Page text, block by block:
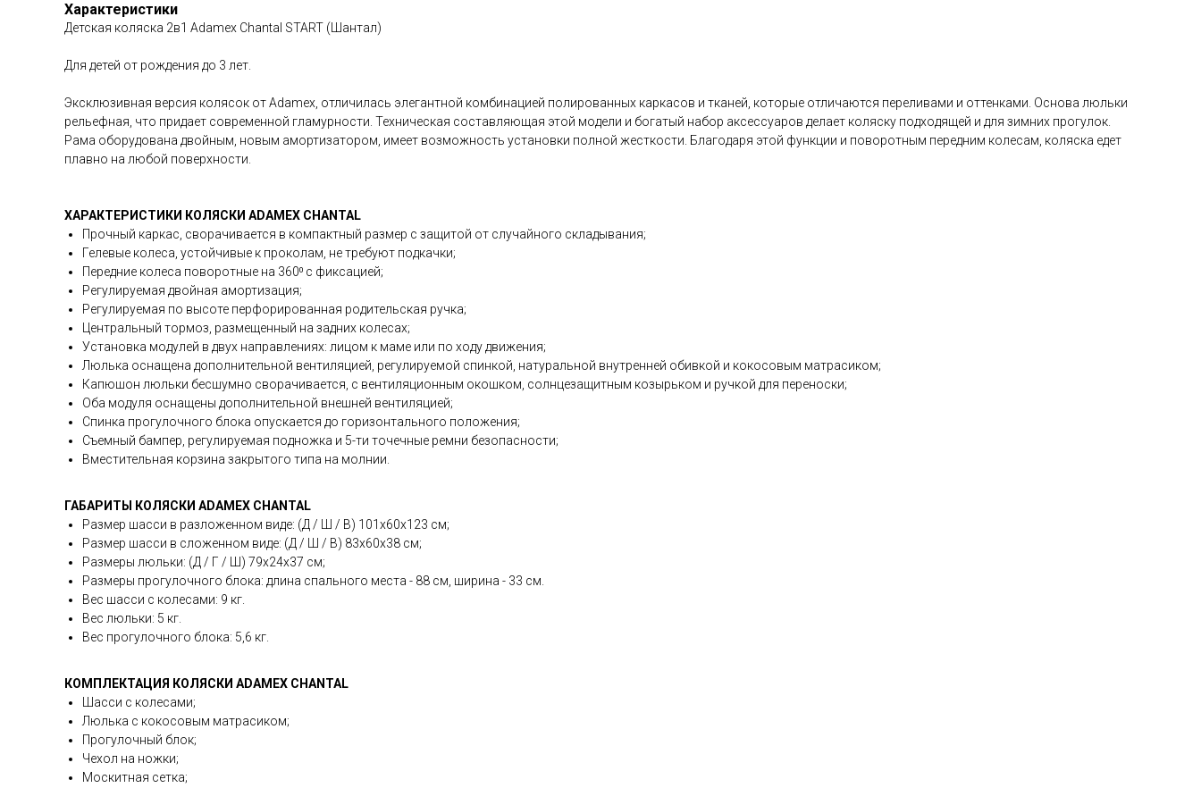
Характеристики
Детская коляска 2в1 Adamex Chantal START (Шантал)
Для детей от рождения до 3 лет.
Эксклюзивная версия колясок от Adamex, отличилась элегантной комбинацией полированных каркасов и тканей, которые отличаются переливами и оттенками. Основа люльки
рельефная, что придает современной гламурности. Техническая составляющая этой модели и богатый набор аксессуаров делает коляску подходящей и для зимних прогулок.
Рама оборудована двойным, новым амортизатором, имеет возможность установки полной жесткости. Благодаря этой функции и поворотным передним колесам, коляска едет
плавно на любой поверхности.
ХАРАКТЕРИСТИКИ КОЛЯСКИ ADAMEX CHANTAL
Прочный каркас, сворачивается в компактный размер с защитой от случайного складывания;
Гелевые колеса, устойчивые к проколам, не требуют подкачки;
Передние колеса поворотные на 360⁰ с фиксацией;
Регулируемая двойная амортизация;
Регулируемая по высоте перфорированная родительская ручка;
Центральный тормоз, размещенный на задних колесах;
Установка модулей в двух направлениях: лицом к маме или по ходу движения;
Люлька оснащена дополнительной вентиляцией, регулируемой спинкой, натуральной внутренней обивкой и кокосовым матрасиком;
Капюшон люльки бесшумно сворачивается, с вентиляционным окошком, солнцезащитным козырьком и ручкой для переноски;
Оба модуля оснащены дополнительной внешней вентиляцией;
Спинка прогулочного блока опускается до горизонтального положения;
Съемный бампер, регулируемая подножка и 5-ти точечные ремни безопасности;
Вместительная корзина закрытого типа на молнии.
ГАБАРИТЫ КОЛЯСКИ ADAMEX CHANTAL
Размер шасси в разложенном виде: (Д / Ш / В) 101х60х123 см;
Размер шасси в сложенном виде: (Д / Ш / В) 83х60х38 см;
Размеры люльки: (Д / Г / Ш) 79х24х37 см;
Размеры прогулочного блока: длина спального места - 88 см, ширина - 33 см.
Вес шасси с колесами: 9 кг.
Вес люльки: 5 кг.
Вес прогулочного блока: 5,6 кг.
КОМПЛЕКТАЦИЯ КОЛЯСКИ ADAMEX CHANTAL
Шасси с колесами;
Люлька с кокосовым матрасиком;
Прогулочный блок;
Чехол на ножки;
Москитная сетка;